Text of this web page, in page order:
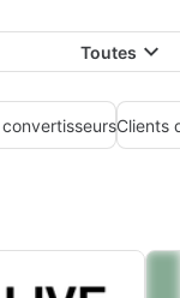
Toutes
Clients